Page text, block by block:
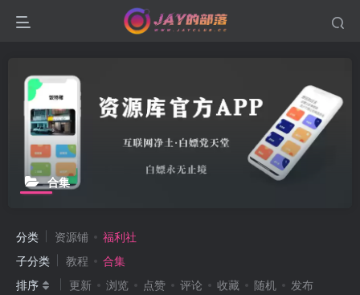
合集
分类 资源铺
福利社
子分类
教程
合集
排序
更新 浏览 点赞 评论 收藏 随机 发布